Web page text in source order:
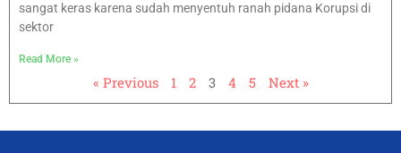
sangat keras karena sudah menyentuh ranah pidana Korupsi di
sektor
Read More »
« Previous 1 2 3 4 5 Next »